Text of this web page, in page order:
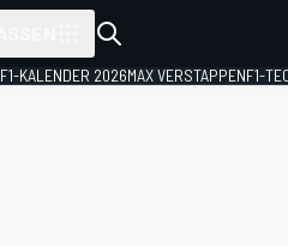
F1-KALENDER 2026MAX VERSTAPPENF1-